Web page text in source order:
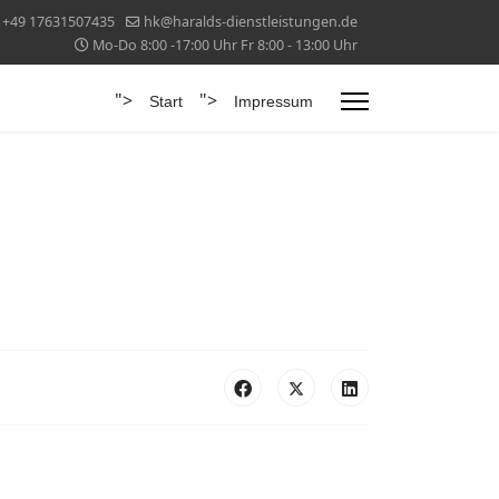
+49 17631507435
hk@haralds-dienstleistungen.de
Mo-Do 8:00 -17:00 Uhr Fr 8:00 - 13:00 Uhr
"> Start "> Impressum